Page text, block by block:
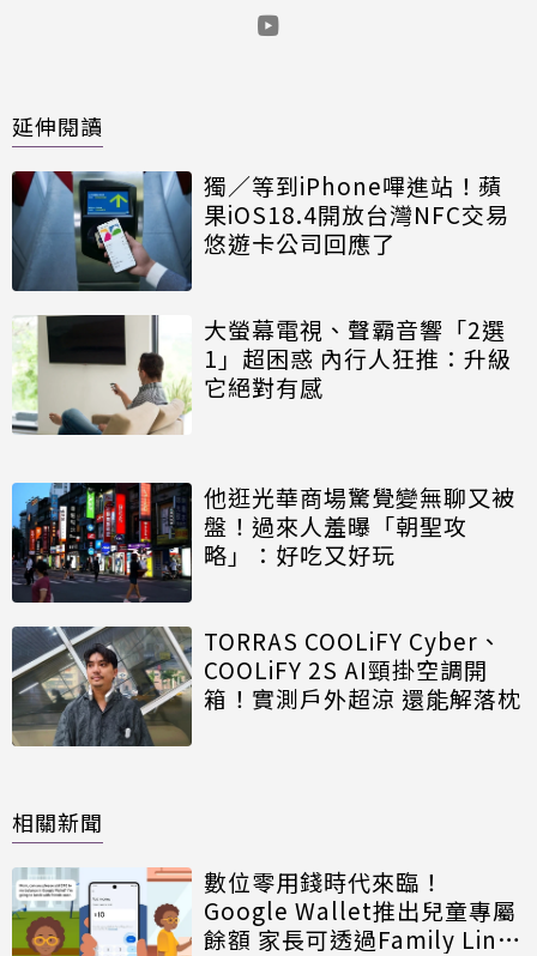
延伸閱讀
獨／等到iPhone嗶進站！蘋
果iOS18.4開放台灣NFC交易
悠遊卡公司回應了
大螢幕電視、聲霸音響「2選
1」超困惑 內行人狂推：升級
它絕對有感
他逛光華商場驚覺變無聊又被
盤！過來人羞曝「朝聖攻
略」：好吃又好玩
TORRAS COOLiFY Cyber、
COOLiFY 2S AI頸掛空調開
箱！實測戶外超涼 還能解落枕
相關新聞
數位零用錢時代來臨！
Google Wallet推出兒童專屬
餘額 家長可透過Family Link